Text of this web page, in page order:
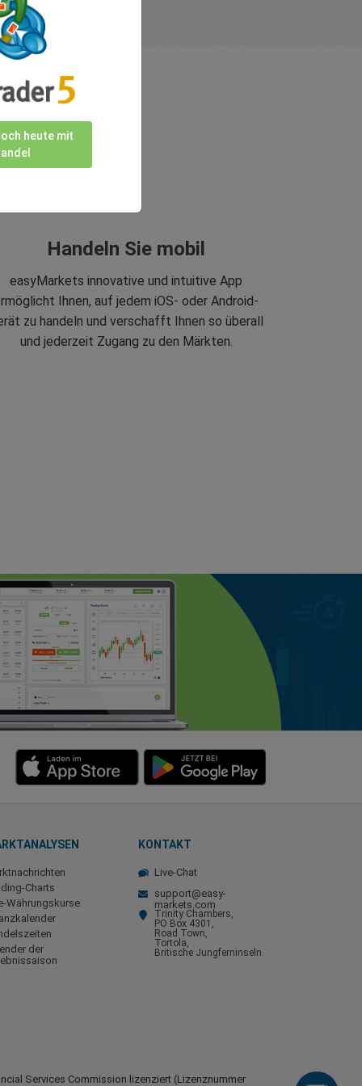
Handeln Sie mobil
easyMarkets innovative und intuitive App
Ihnen, auf jedem iOS- oder Android-
zu handeln und verschafft Ihnen so überall
und jederzeit Zugang zu den Märkten.
Charts
Währungskurse
der
KONTAKT
Live-Chat
support@easy-
markets.com
Trinity Chambers,
PO Box 4301,
Road Town,
Tortola,
Britische Jungferninseln
Services Commission lizenziert (Lizenznummer
heute mit